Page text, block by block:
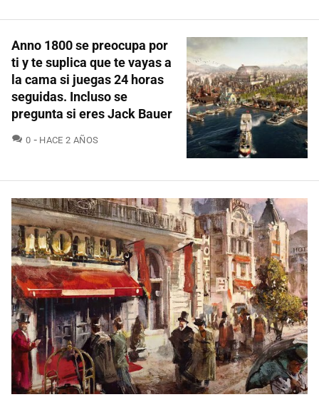
Anno 1800 se preocupa por
ti y te suplica que te vayas a
la cama si juegas 24 horas
seguidas. Incluso se
pregunta si eres Jack Bauer
0 COMENTARIOS
HACE 2 AÑOS